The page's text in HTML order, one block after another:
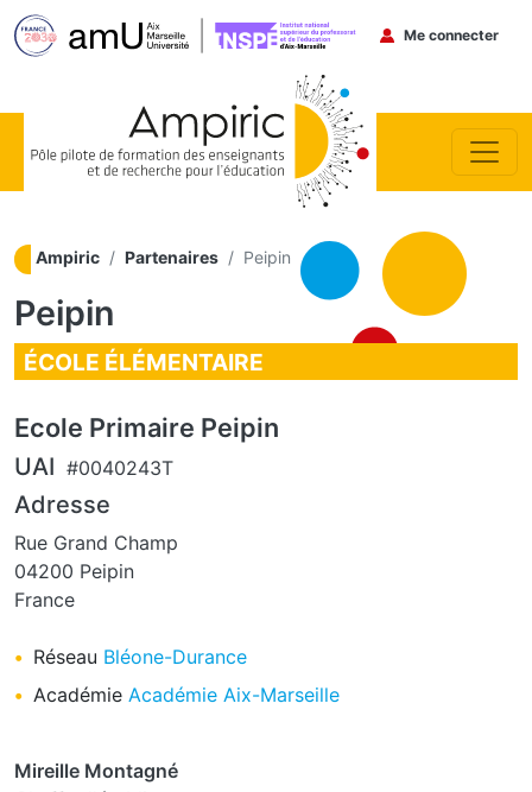
Menu du
Me connecter
Ampiric Partenaires Peipin
Peipin
ÉCOLE ÉLÉMENTAIRE
Ecole Primaire Peipin
UAI #0040243T
Adresse
Rue Grand Champ
04200 Peipin
France
Réseau Bléone-Durance
Académie Académie Aix-Marseille
Mireille Montagné